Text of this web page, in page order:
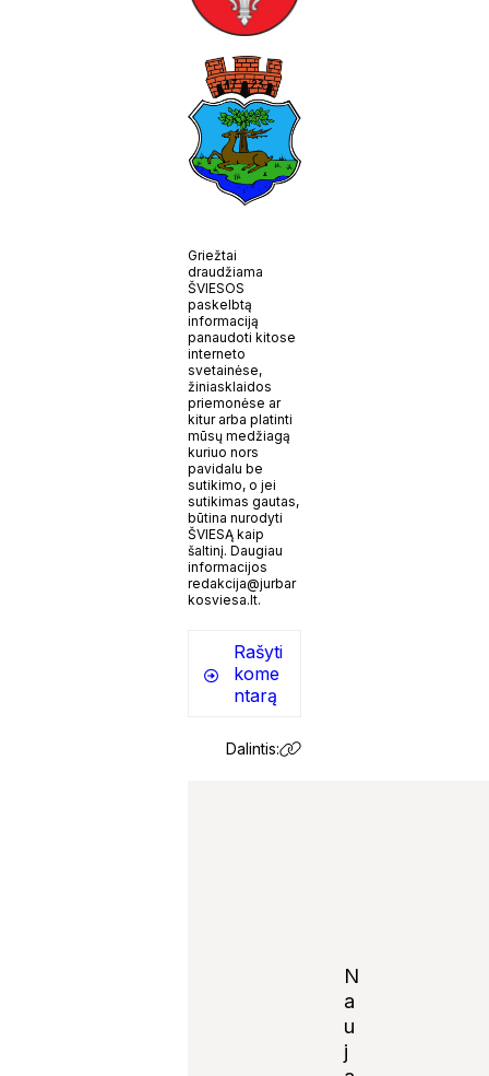
Griežtai
draudžiama
ŠVIESOS
paskelbtą
informaciją
panaudoti kitose
interneto
svetainėse,
žiniasklaidos
priemonėse ar
kitur arba platinti
mūsų medžiagą
kuriuo nors
pavidalu be
sutikimo, o jei
sutikimas gautas,
būtina nurodyti
ŠVIESĄ kaip
šaltinį. Daugiau
informacijos
redakcija@jurbar
kosviesa.lt.
Rašyti
kome
ntarą
Dalintis:
N
a
u
j